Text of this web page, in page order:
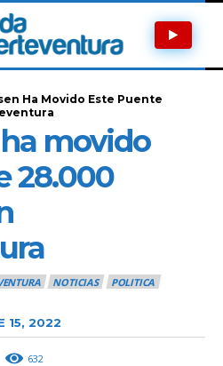
Ha Movido Este Puente
movido
28.000
NOTICIAS
POLITICA
15, 2022
632